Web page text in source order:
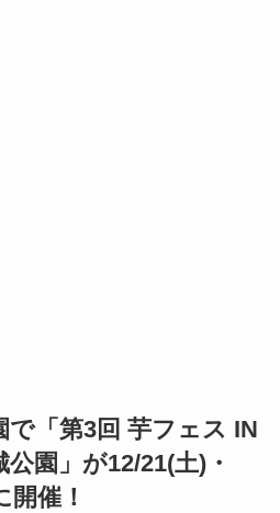
で「第3回 芋フェス IN
園」が12/21(土)・
開催！